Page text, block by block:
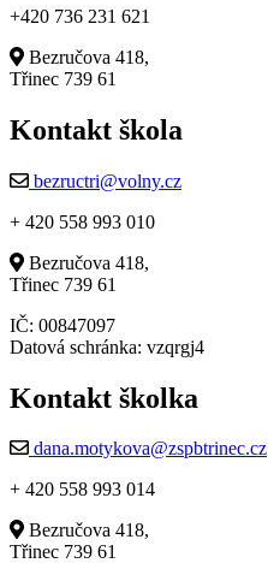
+420 736 231 621
Bezručova 418,
Třinec 739 61
Kontakt škola
bezructri@volny.cz
+ 420 558 993 010
Bezručova 418,
Třinec 739 61
IČ: 00847097
Datová schránka: vzqrgj4
Kontakt školka
dana.motykova@zspbtrinec.cz
+ 420 558 993 014
Bezručova 418,
Třinec 739 61